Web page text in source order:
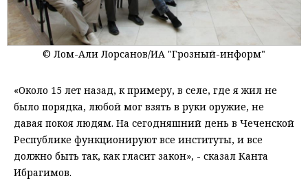
© Лом-Али Лорсанов/ИА "Грозный-информ"
«Около 15 лет назад, к примеру, в селе, где я жил не
было порядка, любой мог взять в руки оружие, не
давая покоя людям. На сегодняшний день в Чеченской
Республике функционируют все институты, и все
должно быть так, как гласит закон», - сказал Канта
Ибрагимов.